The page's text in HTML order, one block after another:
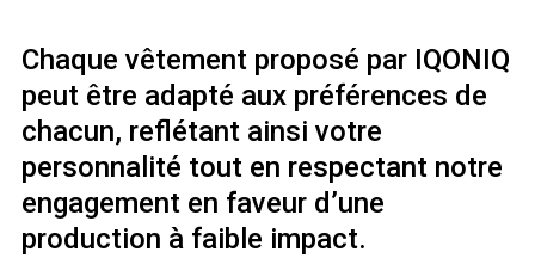
Chaque vêtement proposé par IQONIQ
peut être adapté aux préférences de
chacun, reflétant ainsi votre
personnalité tout en respectant notre
engagement en faveur d’une
production à faible impact.